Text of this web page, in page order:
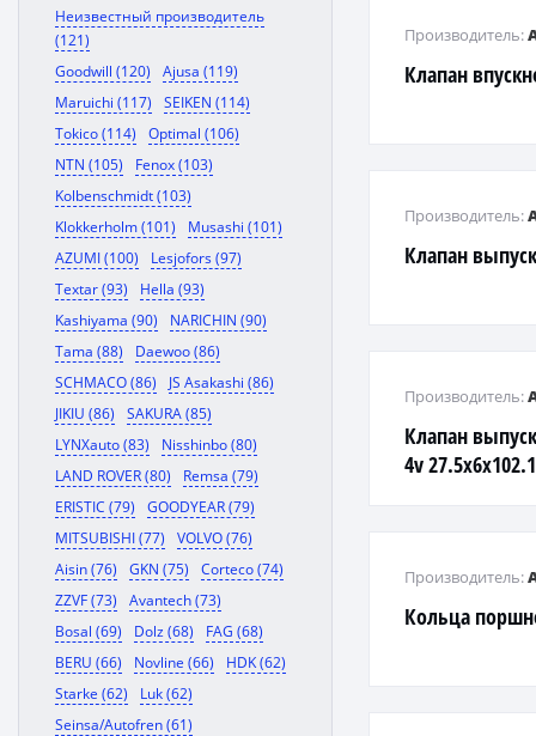
Неизвестный производитель
(121)
Goodwill (120)
Ajusa (119)
Maruichi (117)
SEIKEN (114)
Tokico (114)
Optimal (106)
NTN (105)
Fenox (103)
Kolbenschmidt (103)
Klokkerholm (101)
Musashi (101)
AZUMI (100)
Lesjofors (97)
Textar (93)
Hella (93)
Kashiyama (90)
NARICHIN (90)
Tama (88)
Daewoo (86)
SCHMACO (86)
JS Asakashi (86)
JIKIU (86)
SAKURA (85)
LYNXauto (83)
Nisshinbo (80)
LAND ROVER (80)
Remsa (79)
ERISTIC (79)
GOODYEAR (79)
MITSUBISHI (77)
VOLVO (76)
Aisin (76)
GKN (75)
Corteco (74)
ZZVF (73)
Avantech (73)
Bosal (69)
Dolz (68)
FAG (68)
BERU (66)
Novline (66)
HDK (62)
Starke (62)
Luk (62)
Seinsa/Autofren (61)
Клапан
Производитель:
Клапан
Производитель:
Клапан
4v 27.5x6x102.1
Производитель:
Кольца
Производитель: